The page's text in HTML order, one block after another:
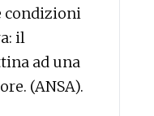
condizioni
il
ad una
(ANSA).